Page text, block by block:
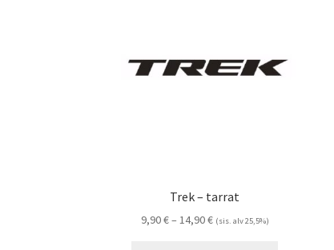
Trek – tarrat
9,90€– 14,90€Hintaluokka:
(sis. alv 25,5%)